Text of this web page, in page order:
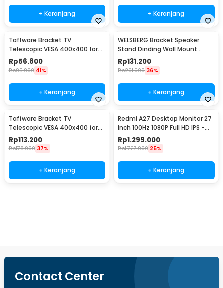
+ Keranjang + Keranjang
Taffware Bracket TV
Telescopic VESA 400x400 for
14-55 Inch TV - HDL-117B-2
Rp56.800
Rp95.900 41%
+ Keranjang
WELSBERG Bracket Speaker
Stand Dinding Wall Mount
Telescopic 2 PCS - SPS-501
Rp131.200
Rp201.900 36%
+ Keranjang
Taffware Bracket TV
Telescopic VESA 400x400 for
32-65 Inch TV - P4
Rp113.200
Rp178.900 37%
+ Keranjang
Redmi A27 Desktop Monitor 27
Inch 100Hz 1080P Full HD IPS -
A27
Rp1.299.000
Rp1.727.900 25%
+ Keranjang
Contact Center